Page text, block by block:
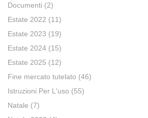
Documenti (2)
Estate 2022 (11)
Estate 2023 (19)
Estate 2024 (15)
Estate 2025 (12)
Fine mercato tutelato (46)
Istruzioni Per L'uso (55)
Natale (7)